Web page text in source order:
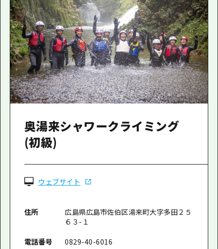
奥湯来シャワークライミング
(初級)
ウェブサイト
住所
広島県広島市佐伯区湯来町大字多田２５
６３-１
電話番号
0829-40-6016